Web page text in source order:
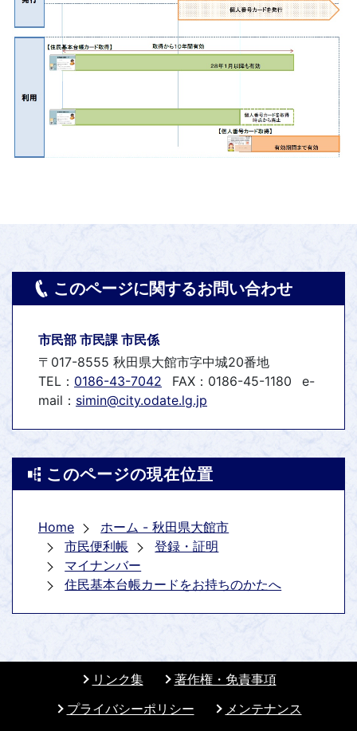
このページに関するお問い合わせ
市民部 市民課 市民係
〒017-8555 秋田県大館市字中城20番地
TEL： 0186-43-7042 FAX：0186-45-1180
e-
mail： simin@city.odate.lg.jp
このページの現在位置
Home
ホーム - 秋田県大館市
市民便利帳
登録・証明
マイナンバー
住民基本台帳カードをお持ちのかたへ
リンク集
著作権・免責事項
プライバシーポリシー
メンテナンス